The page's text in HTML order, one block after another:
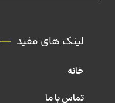
لینک های مفید
خانه
تماس با ما